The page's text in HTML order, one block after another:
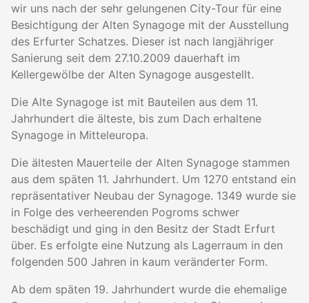
wir uns nach der sehr gelungenen City-Tour für eine
Besichtigung der Alten Synagoge mit der Ausstellung
des Erfurter Schatzes. Dieser ist nach langjähriger
Sanierung seit dem 27.10.2009 dauerhaft im
Kellergewölbe der Alten Synagoge ausgestellt.
Die Alte Synagoge ist mit Bauteilen aus dem 11.
Jahrhundert die älteste, bis zum Dach erhaltene
Synagoge in Mitteleuropa.
Die ältesten Mauerteile der Alten Synagoge stammen
aus dem späten 11. Jahrhundert. Um 1270 entstand ein
repräsentativer Neubau der Synagoge. 1349 wurde sie
in Folge des verheerenden Pogroms schwer
beschädigt und ging in den Besitz der Stadt Erfurt
über. Es erfolgte eine Nutzung als Lagerraum in den
folgenden 500 Jahren in kaum veränderter Form.
Ab dem späten 19. Jahrhundert wurde die ehemalige